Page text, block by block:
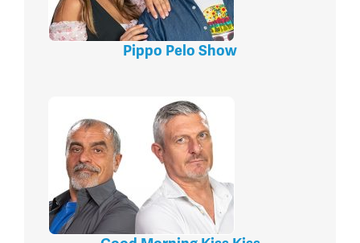
Pippo Pelo Show